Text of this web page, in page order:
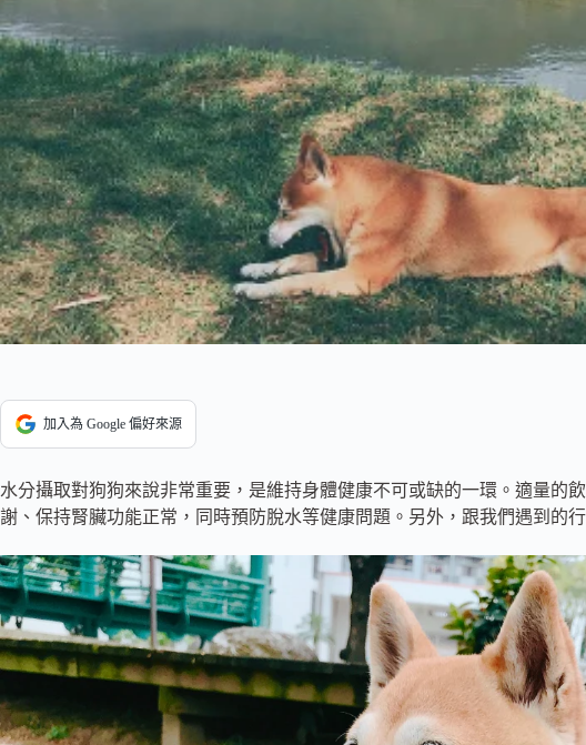
加入為 Google 偏好來源
水分攝取對狗狗來說非常重要，是維持身體健康不可或缺的一環。適量的
謝、保持腎臟功能正常，同時預防脫水等健康問題。另外，跟我們遇到的